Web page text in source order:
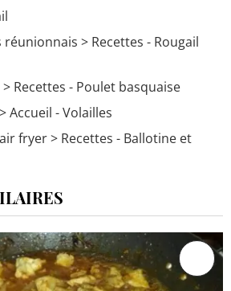
réunionnais > Recettes - Rougail
> Recettes - Poulet basquaise
> Accueil - Volailles
fryer> Recettes - Ballotine et